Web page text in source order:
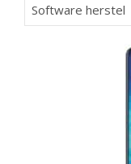
Software herstel